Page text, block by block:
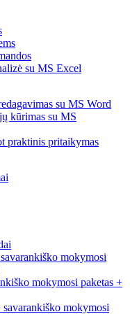
su MS Excel
su MS Word
kūrimas su MS
praktinis pritaikymas
mokymosi
mokymosi paketas +
mokymosi